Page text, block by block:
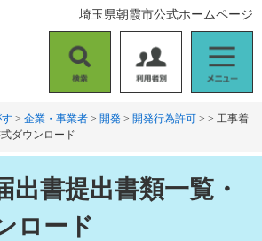
索
用
者
ニ
ュ
埼玉県朝霞市公式ホームページ
> 企業・事業者 > 開発 > 開発行為許可 > > 工事着
ダウンロード
出書提出書類一覧・
ロード